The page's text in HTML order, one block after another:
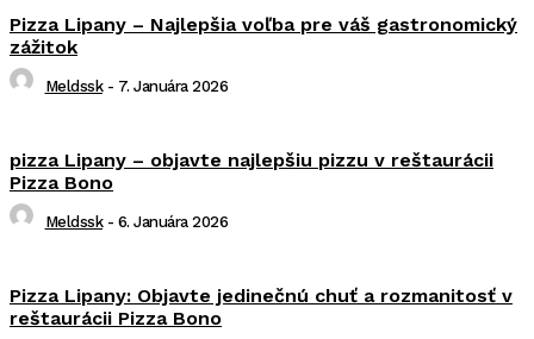
Pizza Lipany – Najlepšia voľba pre váš gastronomický
zážitok
Meldssk - 7. Januára 2026
pizza Lipany – objavte najlepšiu pizzu v reštaurácii
Pizza Bono
Meldssk - 6. Januára 2026
Pizza Lipany: Objavte jedinečnú chuť a rozmanitosť v
reštaurácii Pizza Bono